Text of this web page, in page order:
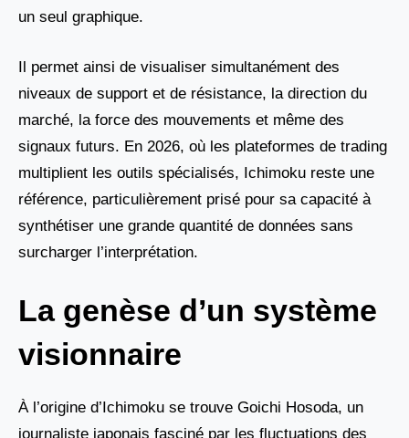
un seul graphique.
Il permet ainsi de visualiser simultanément des
niveaux de support et de résistance, la direction du
marché, la force des mouvements et même des
signaux futurs. En 2026, où les plateformes de trading
multiplient les outils spécialisés, Ichimoku reste une
référence, particulièrement prisé pour sa capacité à
synthétiser une grande quantité de données sans
surcharger l’interprétation.
La genèse d’un système
visionnaire
À l’origine d’Ichimoku se trouve Goichi Hosoda, un
journaliste japonais fasciné par les fluctuations des